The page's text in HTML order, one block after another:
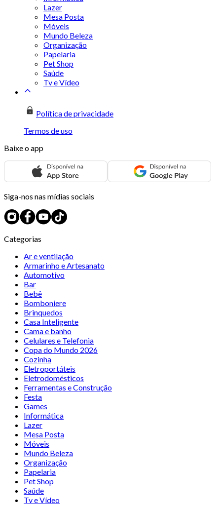
Lazer
Mesa Posta
Móveis
Mundo Beleza
Organização
Papelaria
Pet Shop
Saúde
Tv e Vídeo
Política de privacidade
Termos de uso
Baixe o app
Siga-nos nas mídias sociais
Categorias
Ar e ventilação
Armarinho e Artesanato
Automotivo
Bar
Bebê
Bomboniere
Brinquedos
Casa Inteligente
Cama e banho
Celulares e Telefonia
Copa do Mundo 2026
Cozinha
Eletroportáteis
Eletrodomésticos
Ferramentas e Construção
Festa
Games
Informática
Lazer
Mesa Posta
Móveis
Mundo Beleza
Organização
Papelaria
Pet Shop
Saúde
Tv e Vídeo